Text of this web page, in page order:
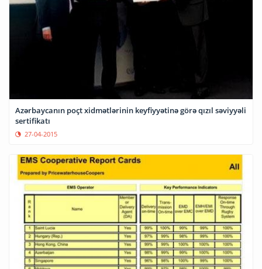
Azərbaycanın poçt xidmətlərinin keyfiyyətinə görə qızıl səviyyəli
sertifikatı
27-04-2015